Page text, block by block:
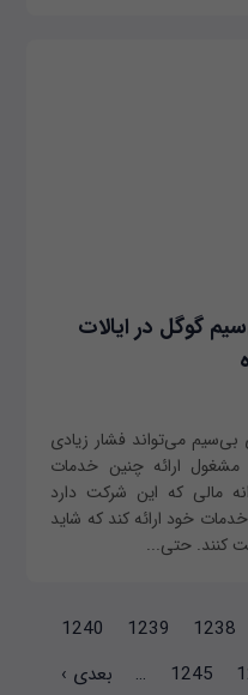
گوگل در ایالات
می‌تواند فشار زیادی
مشغول ارائه چنین خدمات
مالی که این شرکت دارد
خود ارائه کند که شاید
کنند. حتی...
1238
1239
1240
1245
…
بعدی ›